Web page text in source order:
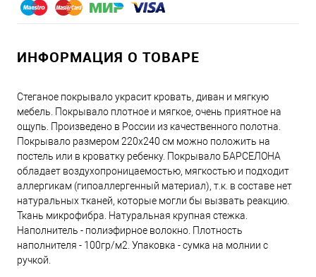
ИНФОРМАЦИЯ О ТОВАРЕ
Стеганое покрывало украсит кровать, диван и мягкую
мебель. Покрывало плотное и мягкое, очень приятное на
ощупь. Произведено в России из качественного полотна.
Покрывало размером 220х240 см можно положить на
постель или в кроватку ребенку. Покрывало БАРСЕЛОНА
обладает воздухопроницаемостью, мягкостью и подходит
аллергикам (гипоаллергенный материал), т.к. в составе нет
натуральных тканей, которые могли бы вызвать реакцию.
Ткань микрофибра. Натуральная крупная стежка.
Наполнитель - полиэфирное волокно. Плотность
наполнителя - 100гр/м2. Упаковка - сумка на молнии с
ручкой.